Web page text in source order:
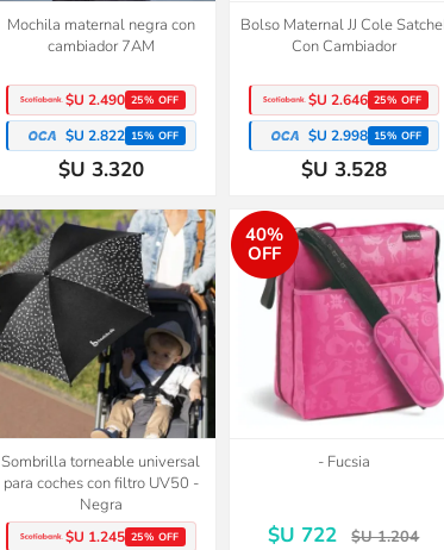
Mochila maternal negra con
cambiador 7AM
$U 2.490 25% OFF
$U 2.822 15% OFF
$U 3.320
Bolso Maternal JJ Cole
Con Cambiador
$U 2.646 25% OFF
$U 2.998 15% OFF
$U 3.528
Sombrilla torneable universal
para coches con filtro UV50 -
Negra
$U 1.245 25% OFF
40%
OFF
- Fucsia
$U 722 $U 1.204